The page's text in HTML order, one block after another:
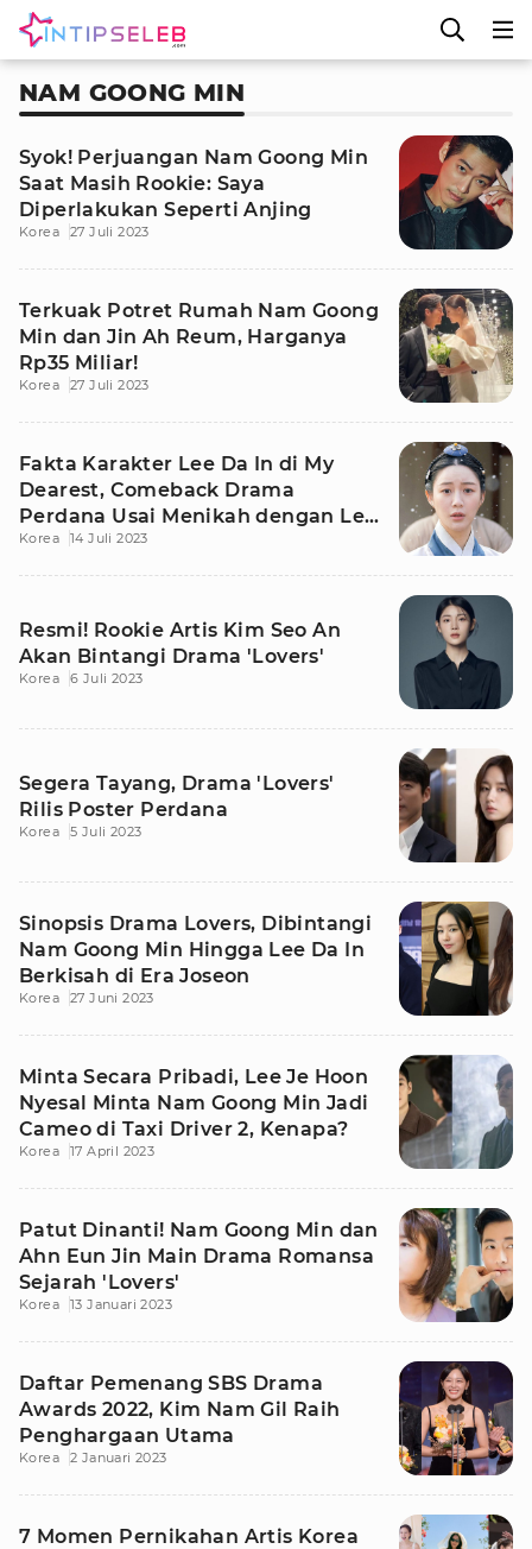
NAM GOONG MIN
Syok! Perjuangan Nam Goong Min
Saat Masih Rookie: Saya
Diperlakukan Seperti Anjing
Korea 27 Juli 2023
Terkuak Potret Rumah Nam Goong
Min dan Jin Ah Reum, Harganya
Rp35 Miliar!
Korea 27 Juli 2023
Fakta Karakter Lee Da In di My
Dearest, Comeback Drama
Perdana Usai Menikah dengan Lee
Seung Gi
Korea 14 Juli 2023
Resmi! Rookie Artis Kim Seo An
Akan Bintangi Drama 'Lovers'
Korea 6 Juli 2023
Segera Tayang, Drama 'Lovers'
Rilis Poster Perdana
Korea 5 Juli 2023
Sinopsis Drama Lovers, Dibintangi
Nam Goong Min Hingga Lee Da In
Berkisah di Era Joseon
Korea 27 Juni 2023
Minta Secara Pribadi, Lee Je Hoon
Nyesal Minta Nam Goong Min Jadi
Cameo di Taxi Driver 2, Kenapa?
Korea 17 April 2023
Patut Dinanti! Nam Goong Min dan
Ahn Eun Jin Main Drama Romansa
Sejarah 'Lovers'
Korea 13 Januari 2023
Daftar Pemenang SBS Drama
Awards 2022, Kim Nam Gil Raih
Penghargaan Utama
Korea 2 Januari 2023
7 Momen Pernikahan Artis Korea